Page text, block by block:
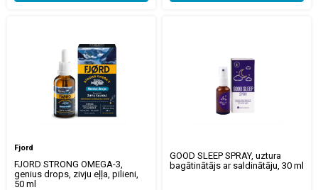
Fjord
FJORD STRONG OMEGA-3,
genius drops, zivju eļļa, pilieni,
50 ml
GOOD SLEEP SPRAY, uztura
bagātinātājs ar saldinātāju, 30 ml